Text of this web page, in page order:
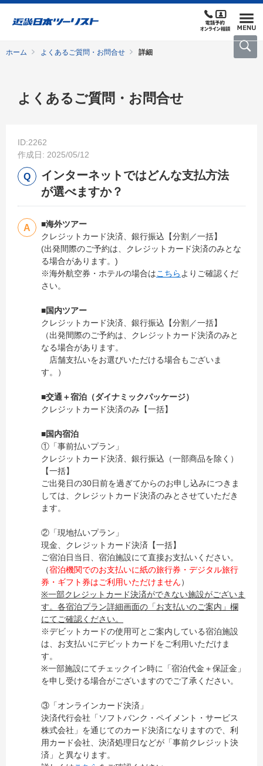
ホーム よくあるご質問・お問合せ 詳細
よくあるご質問・お問合せ
ID:2262
作成日: 2025/05/12
インターネットではどんな支払方法
が選べますか？
■海外ツアー
クレジットカード決済、銀行振込【分割／一括】
(出発間際のご予約は、クレジットカード決済のみとな
る場合があります。)
※海外航空券・ホテルの場合はこちら よりご確認くだ
さい。
■国内ツアー
クレジットカード決済、銀行振込【分割／一括】
（出発間際のご予約は、クレジットカード決済のみと
なる場合があります。
店舗支払いをお選びいただける場合もございま
す。）
■交通＋宿泊（ダイナミックパッケージ）
クレジットカード決済のみ【一括】
■国内宿泊
①「事前払いプラン」
クレジットカード決済、銀行振込（一部商品を除く）
【一括】
ご出発日の30日前を過ぎてからのお申し込みにつきま
しては、クレジットカード決済のみとさせていただき
ます。
②「現地払いプラン」
現金、クレジットカード決済【一括】
ご宿泊日当日、宿泊施設にて直接お支払いください。
（宿泊機関でのお支払いに紙の旅行券・デジタル旅行
券・ギフト券はご利用いただけません）
※一部クレジットカード決済ができない施設がございま
す。各宿泊プラン詳細画面の「お支払いのご案内」欄
にてご確認ください。
※デビットカードの使用可とご案内している宿泊施設
は、お支払いにデビットカードをご利用いただけま
す。
※一部施設にてチェックイン時に「宿泊代金＋保証金」
を申し受ける場合がございますのでご了承ください。
③「オンラインカード決済」
決済代行会社「ソフトバンク・ペイメント・サービス
株式会社」を通じてのカード決済になりますので、利
用カード会社、決済処理日などが「事前クレジット決
済」と異なります。